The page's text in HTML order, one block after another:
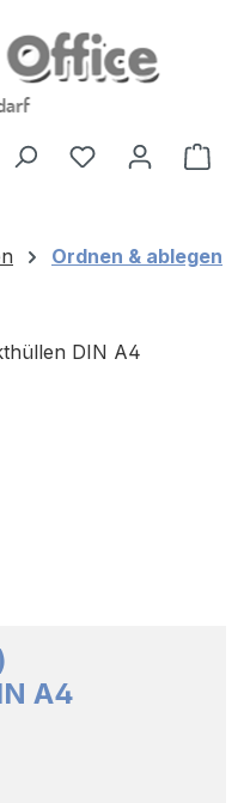
Ordnen & ablegen
A4